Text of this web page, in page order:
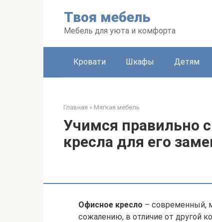
Твоя мебель
Мебель для уюта и комфорта
Кровати Шкафы Детям
Главная » Мягкая мебель
Учимся правильно
кресла для его
Офисное кресло – современный,
сожалению, в отличие от другой